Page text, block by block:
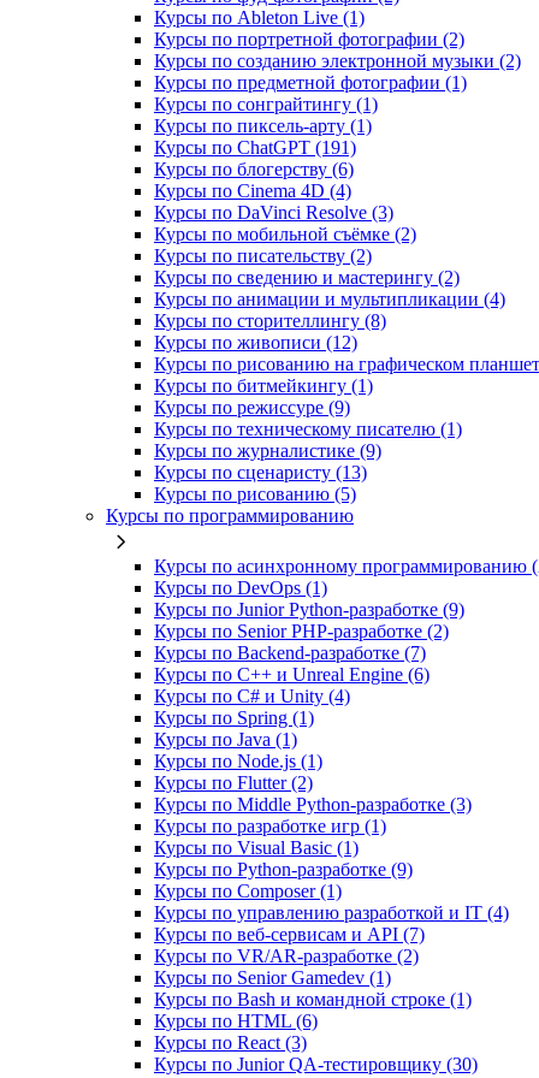
Курсы по Ableton Live (1)
Курсы по портретной фотографии (2)
Курсы по созданию электронной музыки (2)
Курсы по предметной фотографии (1)
Курсы по сонграйтингу (1)
Курсы по пиксель-арту (1)
Курсы по ChatGPT (191)
Курсы по блогерству (6)
Курсы по Cinema 4D (4)
Курсы по DaVinci Resolve (3)
Курсы по мобильной съёмке (2)
Курсы по писательству (2)
Курсы по сведению и мастерингу (2)
Курсы по анимации и мультипликации (4)
Курсы по сторителлингу (8)
Курсы по живописи (12)
Курсы по рисованию на графическом
Курсы по битмейкингу (1)
Курсы по режиссуре (9)
Курсы по техническому писателю (1)
Курсы по журналистике (9)
Курсы по сценаристу (13)
Курсы по рисованию (5)
Курсы по программированию
Курсы по асинхронному программированию
Курсы по DevOps (1)
Курсы по Junior Python-разработке (9)
Курсы по Senior PHP-разработке (2)
Курсы по Backend‑разработке (7)
Курсы по C++ и Unreal Engine (6)
Курсы по C# и Unity (4)
Курсы по Spring (1)
Курсы по Java (1)
Курсы по Node.js (1)
Курсы по Flutter (2)
Курсы по Middle Python-разработке (3)
Курсы по разработке игр (1)
Курсы по Visual Basic (1)
Курсы по Python-разработке (9)
Курсы по Composer (1)
Курсы по управлению разработкой и IT (4)
Курсы по веб‑сервисам и API (7)
Курсы по VR/AR‑разработке (2)
Курсы по Senior Gamedev (1)
Курсы по Bash и командной строке (1)
Курсы по HTML (6)
Курсы по React (3)
Курсы по Junior QA-тестировщику (30)